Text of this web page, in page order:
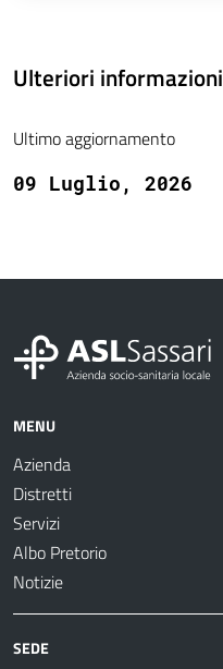
Ulteriori informazioni
Ultimo aggiornamento
09 Luglio, 2026
MENU
Azienda
Distretti
Servizi
Albo Pretorio
Notizie
SEDE